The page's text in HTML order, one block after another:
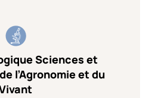
Sciences et
l’Agronomie et du